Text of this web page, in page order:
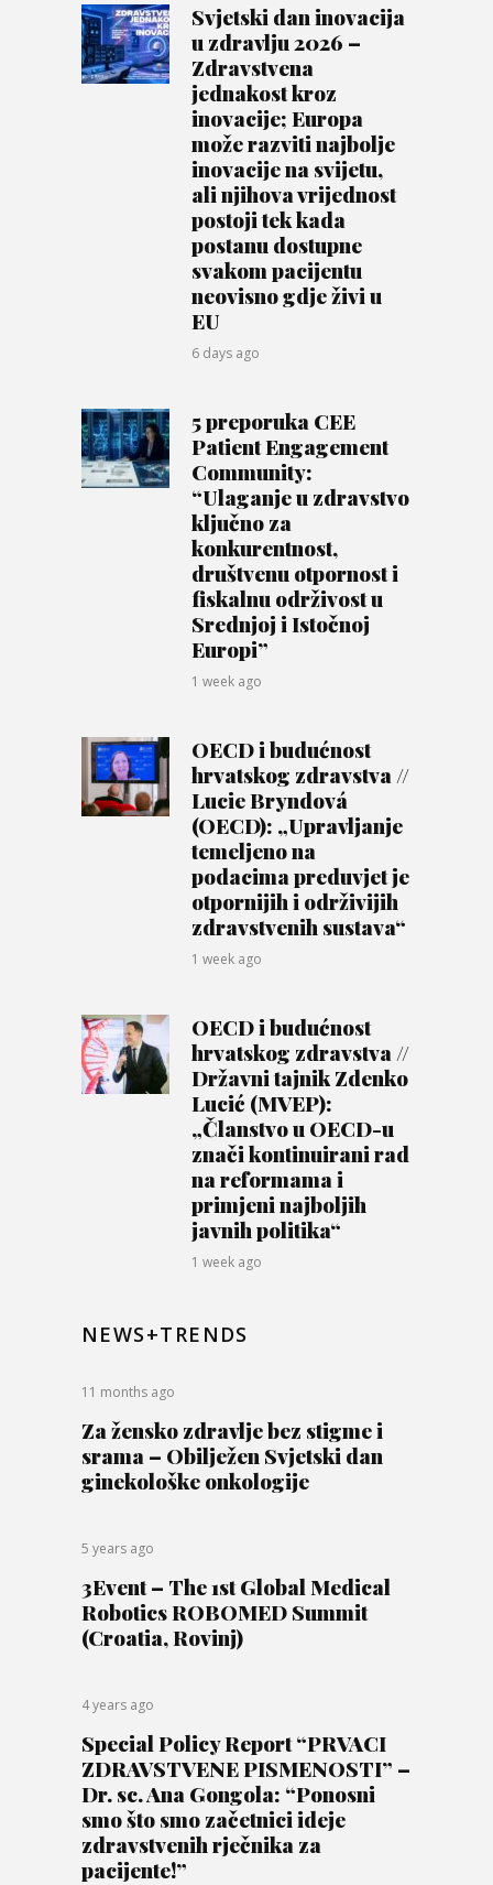
Svjetski dan inovacija
u zdravlju 2026 –
Zdravstvena
jednakost kroz
inovacije; Europa
može razviti najbolje
inovacije na svijetu,
ali njihova vrijednost
postoji tek kada
postanu dostupne
svakom pacijentu
neovisno gdje živi u
EU
6 days ago
5 preporuka CEE
Patient Engagement
Community:
“Ulaganje u zdravstvo
ključno za
konkurentnost,
društvenu otpornost i
fiskalnu održivost u
Srednjoj i Istočnoj
Europi”
1 week ago
OECD i budućnost
hrvatskog zdravstva //
Lucie Bryndová
(OECD): „Upravljanje
temeljeno na
podacima preduvjet je
otpornijih i održivijih
zdravstvenih sustava“
1 week ago
OECD i budućnost
hrvatskog zdravstva //
Državni tajnik Zdenko
Lucić (MVEP):
„Članstvo u OECD-u
znači kontinuirani rad
na reformama i
primjeni najboljih
javnih politika“
1 week ago
NEWS+TRENDS
11 months ago
Za žensko zdravlje bez stigme i
srama – Obilježen Svjetski dan
ginekološke onkologije
5 years ago
3Event – The 1st Global Medical
Robotics ROBOMED Summit
(Croatia, Rovinj)
4 years ago
Special Policy Report “PRVACI
ZDRAVSTVENE PISMENOSTI” –
Dr. sc. Ana Gongola: “Ponosni
smo što smo začetnici ideje
zdravstvenih rječnika za
pacijente!”